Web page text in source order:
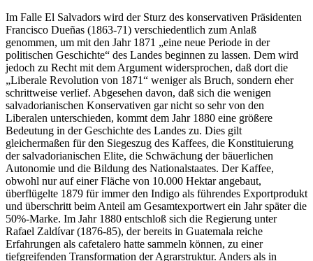
Im Falle El Salvadors wird der Sturz des konservativen Präsidenten
Francisco Dueñas (1863-71) verschiedentlich zum Anlaß
genommen, um mit den Jahr 1871 „eine neue Periode in der
politischen Geschichte“ des Landes beginnen zu lassen. Dem wird
jedoch zu Recht mit dem Argument widersprochen, daß dort die
„Liberale Revolution von 1871“ weniger als Bruch, sondern eher
schrittweise verlief. Abgesehen davon, daß sich die wenigen
salvadorianischen Konservativen gar nicht so sehr von den
Liberalen unterschieden, kommt dem Jahr 1880 eine größere
Bedeutung in der Geschichte des Landes zu. Dies gilt
gleichermaßen für den Siegeszug des Kaffees, die Konstituierung
der salvadorianischen Elite, die Schwächung der bäuerlichen
Autonomie und die Bildung des Nationalstaates. Der Kaffee,
obwohl nur auf einer Fläche von 10.000 Hektar angebaut,
überflügelte 1879 für immer den Indigo als führendes Exportprodukt
und überschritt beim Anteil am Gesamtexportwert ein Jahr später die
50%-Marke. Im Jahr 1880 entschloß sich die Regierung unter
Rafael Zaldívar (1876-85), der bereits in Guatemala reiche
Erfahrungen als cafetalero hatte sammeln können, zu einer
tiefgreifenden Transformation der Agrarstruktur. Anders als in